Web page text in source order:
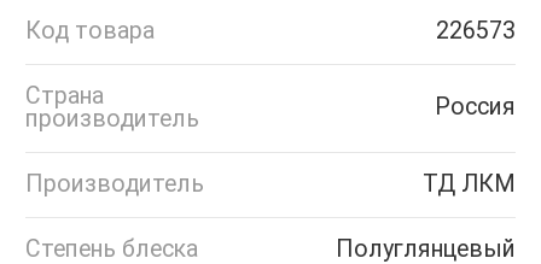
Код товара 226573
Страна
производитель
Россия
Производитель ТД ЛКМ
Степень блеска Полуглянцевый